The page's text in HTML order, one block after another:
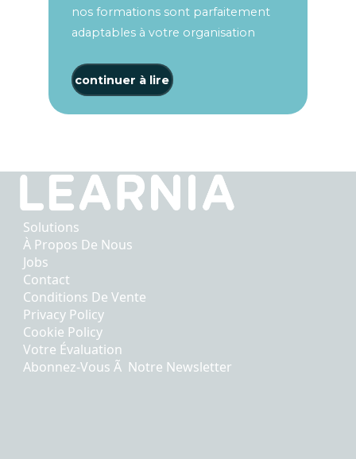
nos formations sont parfaitement
adaptables à votre organisation
continuer à lire
Solutions
À Propos De Nous
Jobs
Contact
Conditions De Vente
Privacy Policy
Cookie Policy
Votre Évaluation
Abonnez-Vous Ã Notre Newsletter